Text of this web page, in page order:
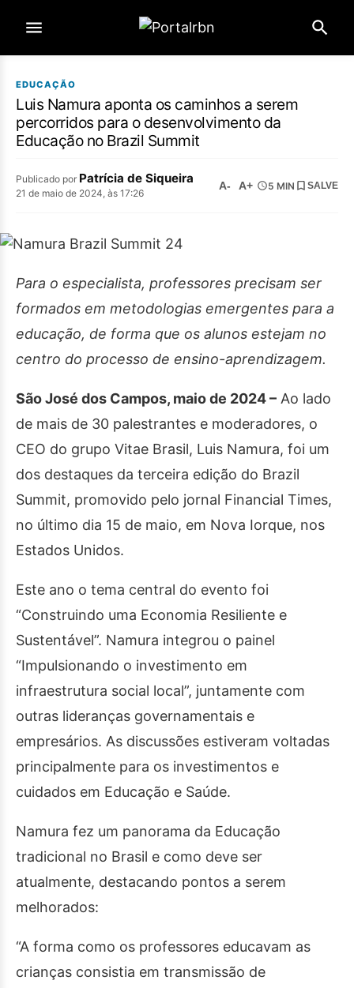
EDUCAÇÃO
Luis Namura aponta os caminhos a serem
percorridos para o desenvolvimento da
Educação no Brazil Summit
Publicado por Patrícia de Siqueira
21 de maio de 2024, às 17:26
A- A+ 5 MIN SALVE
Para o especialista, professores precisam ser
formados em metodologias emergentes para a
educação, de forma que os alunos estejam no
centro do processo de ensino-aprendizagem.
São José dos Campos, maio de 2024 – Ao lado
de mais de 30 palestrantes e moderadores, o
CEO do grupo Vitae Brasil, Luis Namura, foi um
dos destaques da terceira edição do Brazil
Summit, promovido pelo jornal Financial Times,
no último dia 15 de maio, em Nova Iorque, nos
Estados Unidos.
Este ano o tema central do evento foi
“Construindo uma Economia Resiliente e
Sustentável”. Namura integrou o painel
“Impulsionando o investimento em
infraestrutura social local”, juntamente com
outras lideranças governamentais e
empresários. As discussões estiveram voltadas
principalmente para os investimentos e
cuidados em Educação e Saúde.
Namura fez um panorama da Educação
tradicional no Brasil e como deve ser
atualmente, destacando pontos a serem
melhorados:
“A forma como os professores educavam as
crianças consistia em transmissão de